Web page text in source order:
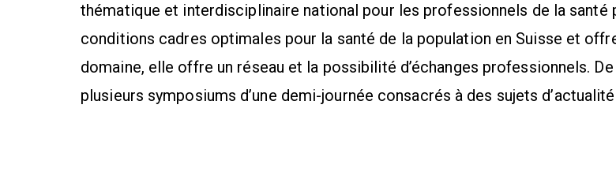
thématique et interdisciplinaire national pour les professionnels de la santé
conditions cadres optimales pour la santé de la population en Suisse et
domaine, elle offre un réseau et la possibilité d’échanges professionnels.
plusieurs symposiums d’une demi-journée consacrés à des sujets